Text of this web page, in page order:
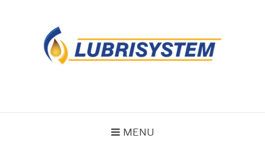
MENU